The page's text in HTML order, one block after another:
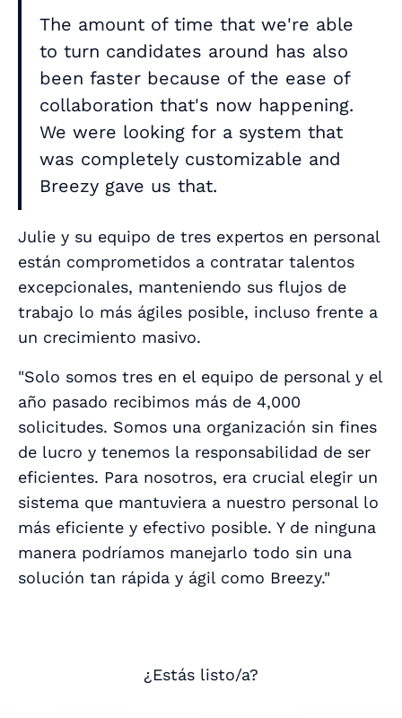
The amount of time that we're able
to turn candidates around has also
been faster because of the ease of
collaboration that's now happening.
We were looking for a system that
was completely customizable and
Breezy gave us that.
Julie y su equipo de tres expertos en personal
están comprometidos a contratar talentos
excepcionales, manteniendo sus flujos de
trabajo lo más ágiles posible, incluso frente a
un crecimiento masivo.
"Solo somos tres en el equipo de personal y el
año pasado recibimos más de 4,000
solicitudes. Somos una organización sin fines
de lucro y tenemos la responsabilidad de ser
eficientes. Para nosotros, era crucial elegir un
sistema que mantuviera a nuestro personal lo
más eficiente y efectivo posible. Y de ninguna
manera podríamos manejarlo todo sin una
solución tan rápida y ágil como Breezy."
¿Estás listo/a?